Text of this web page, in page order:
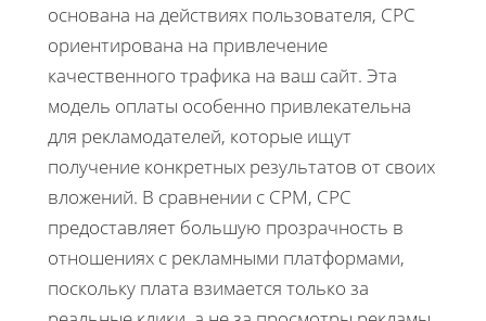
основана на действиях пользователя, CPC
ориентирована на привлечение
качественного трафика на ваш сайт. Эта
модель оплаты особенно привлекательна
для рекламодателей, которые ищут
получение конкретных результатов от своих
вложений. В сравнении с CPM, CPC
предоставляет большую прозрачность в
отношениях с рекламными платформами,
поскольку плата взимается только за